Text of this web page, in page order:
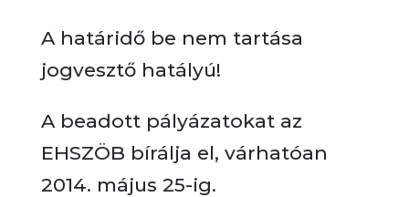
A határidő be nem tartása
jogvesztő hatályú!
A beadott pályázatokat az
EHSZÖB bírálja el, várhatóan
2014. május 25-ig.